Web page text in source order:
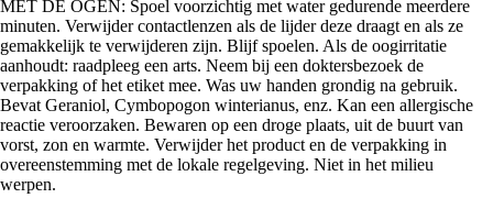
MET DE OGEN: Spoel voorzichtig met water gedurende meerdere
minuten. Verwijder contactlenzen als de lijder deze draagt en als ze
gemakkelijk te verwijderen zijn. Blijf spoelen. Als de oogirritatie
aanhoudt: raadpleeg een arts. Neem bij een doktersbezoek de
verpakking of het etiket mee. Was uw handen grondig na gebruik.
Bevat Geraniol, Cymbopogon winterianus, enz. Kan een allergische
reactie veroorzaken. Bewaren op een droge plaats, uit de buurt van
vorst, zon en warmte. Verwijder het product en de verpakking in
overeenstemming met de lokale regelgeving. Niet in het milieu
werpen.